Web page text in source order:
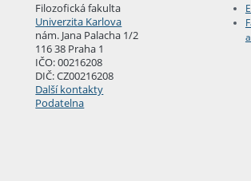
Filozofická fakulta
Univerzita Karlova
nám. Jana Palacha 1/2
116 38 Praha 1
IČO: 00216208
DIČ: CZ00216208
Další kontakty
Podatelna